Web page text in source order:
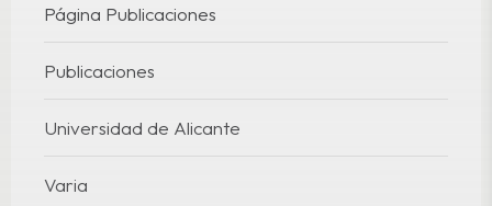
Página Publicaciones
Publicaciones
Universidad de Alicante
Varia